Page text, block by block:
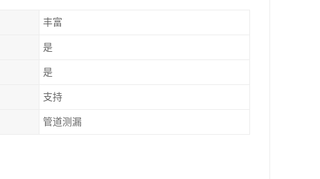
丰富
是
是
支持
管道测漏